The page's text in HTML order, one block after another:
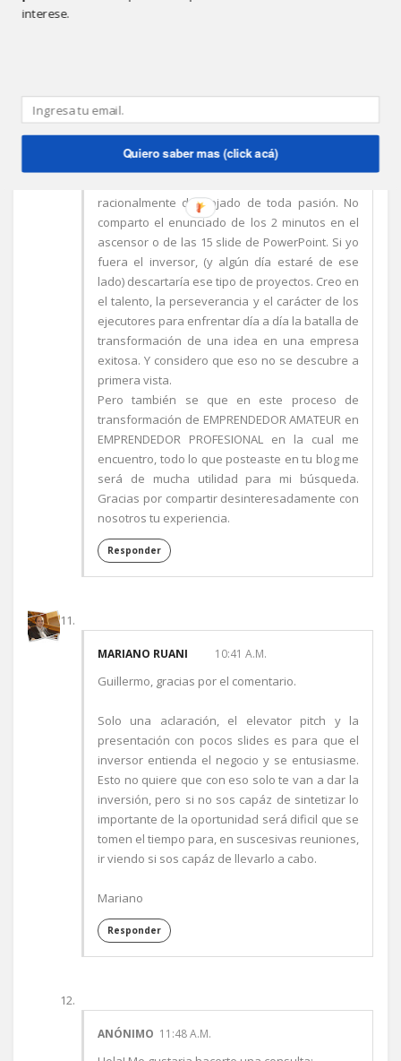
ANÓNIMO 8:47 P.M.
Creo que escribir la planificación de un negocio
positivo para el propietario de la idea. Mucho
racionalmente despojado de toda pasión. No
comparto el enunciado de los 2 minutos en el
ascensor o de las 15 slide de PowerPoint. Si yo
fuera el inversor, (y algún día estaré de ese
lado) descartaría ese tipo de proyectos. Creo en
el talento, la perseverancia y el carácter de los
ejecutores para enfrentar día a día la batalla de
transformación de una idea en una empresa
exitosa. Y considero que eso no se descubre a
primera vista.
Pero también se que en este proceso de
transformación de EMPRENDEDOR AMATEUR en
EMPRENDEDOR PROFESIONAL en la cual me
encuentro, todo lo que posteaste en tu blog me
será de mucha utilidad para mi búsqueda.
Gracias por compartir desinteresadamente con
nosotros tu experiencia.
Responder
MARIANO RUANI 10:41 A.M.
Guillermo, gracias por el comentario.
Solo una aclaración, el elevator pitch y la
presentación con pocos slides es para que el
inversor entienda el negocio y se entusiasme.
Esto no quiere que con eso solo te van a dar la
inversión, pero si no sos capáz de sintetizar lo
importante de la oportunidad será dificil que se
tomen el tiempo para, en suscesivas reuniones,
ir viendo si sos capáz de llevarlo a cabo.
Mariano
Responder
ANÓNIMO 11:48 A.M.
interese.
Quiero saber mas (click acá)